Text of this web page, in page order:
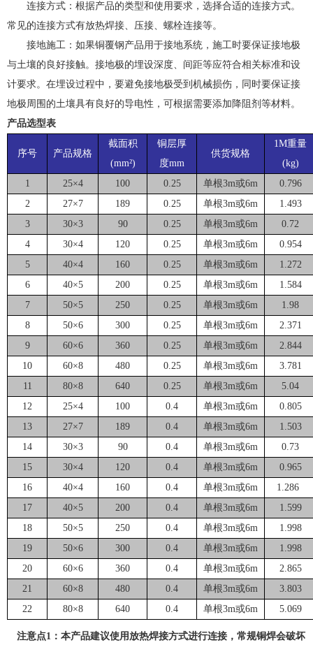
连接方式：根据产品的类型和使用要求，选择合适的连接方式。
常见的连接方式有放热焊接、压接、螺栓连接等。
接地施工：如果铜覆钢产品用于接地系统，施工时要保证接地极
与土壤的良好接触。接地极的埋设深度、间距等应符合相关标准和设
计要求。在埋设过程中，要避免接地极受到机械损伤，同时要保证接
地极周围的土壤具有良好的导电性， 可根据需要添加降阻剂等材料。
产品选型表
序号 产品规格
截面积
(mm²)
铜层厚
度mm
供货规格
1M重量
(kg)
1
25×4 100 0.25 单根3m或6m
0.796
2
27×7 189 0.25 单根3m或6m
1.493
3
30×3 90 0.25 单根3m或6m
0.72
4
30×4 120 0.25 单根3m或6m
0.954
5
40×4 160 0.25 单根3m或6m
1.272
6
40×5 200 0.25 单根3m或6m
1.584
7
50×5 250 0.25 单根3m或6m
1.98
8
50×6 300 0.25 单根3m或6m
2.371
9
60×6 360 0.25 单根3m或6m
2.844
10
60×8 480 0.25 单根3m或6m
3.781
11
80×8 640 0.25 单根3m或6m
5.04
12
25×4 100 0.4 单根3m或6m
0.805
13
27×7 189 0.4 单根3m或6m
1.503
14
30×3 90 0.4 单根3m或6m
0.73
15
30×4 120 0.4 单根3m或6m
0.965
16
40×4 160 0.4 单根3m或6m
1.286
17
40×5 200 0.4 单根3m或6m
1.599
18
50×5 250 0.4 单根3m或6m
1.998
19
50×6 300 0.4 单根3m或6m
1.998
20
60×6 360 0.4 单根3m或6m
2.865
21
60×8 480 0.4 单根3m或6m
3.803
22
80×8 640 0.4 单根3m或6m 5.069
注意点1 ：本产品建议使用放热焊接方式进行连接，常规铜焊会破坏